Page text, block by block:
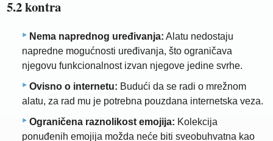
5.2 kontra
Nema naprednog uređivanja: Alatu nedostaju
napredne mogućnosti uređivanja, što ograničava
njegovu funkcionalnost izvan njegove jedine svrhe.
Ovisno o internetu: Budući da se radi o mrežnom
alatu, za rad mu je potrebna pouzdana internetska veza.
Ograničena raznolikost emojija: Kolekcija
ponuđenih emojija možda neće biti sveobuhvatna kao